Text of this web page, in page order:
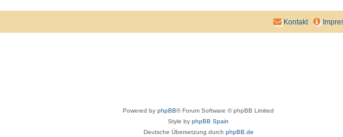
Kontakt
Powered by phpBB® Forum Software © phpBB Limited
Style by phpBB Spain
Deutsche Übersetzung durch phpBB.de